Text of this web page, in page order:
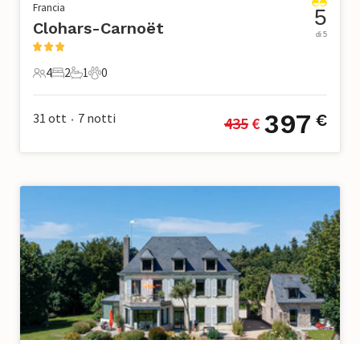
Francia
Clohars-Carnoët
4 Ospiti
4
2 Camere da letto
2
1 Bagno
1
0 Animali domestici
0
5
di 5
31 ott • 7 notti 435 € 397 €